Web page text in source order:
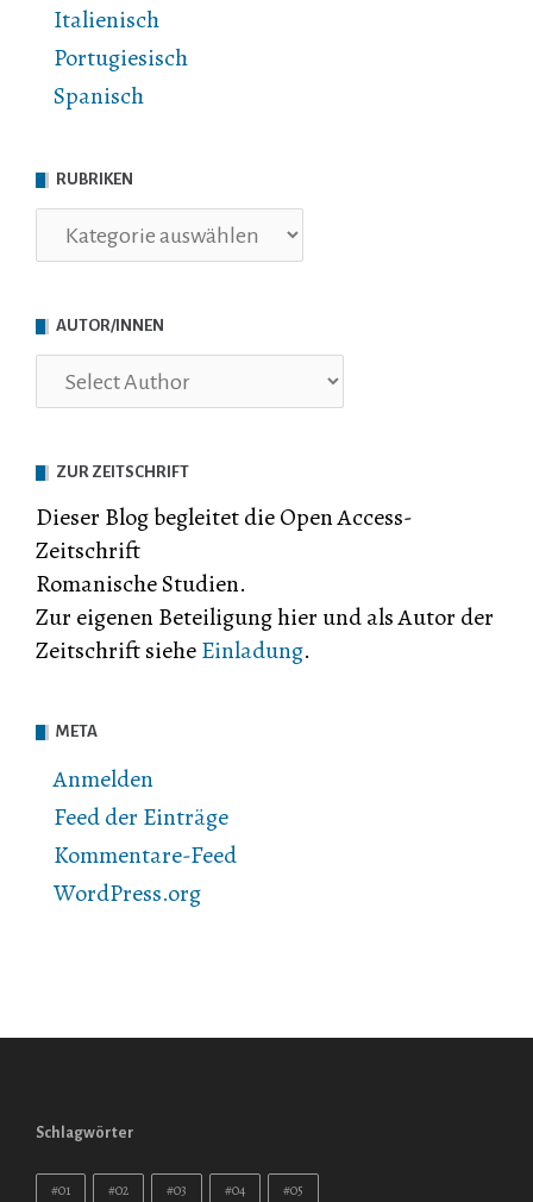
Italienisch
Portugiesisch
Spanisch
RUBRIKEN
Rubriken
AUTOR/INNEN
ZUR ZEITSCHRIFT
Dieser Blog begleitet die Open Access-
Zeitschrift
Romanische Studien.
Zur eigenen Beteiligung hier und als Autor der
Zeitschrift sieheEinladung.
META
Anmelden
Feed der Einträge
Kommentare-Feed
WordPress.org
Schlagwörter
#01 #02 #03 #04 #05